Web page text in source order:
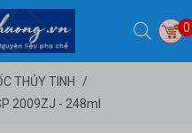
0
THỦY TINH
/
2009ZJ - 248ml